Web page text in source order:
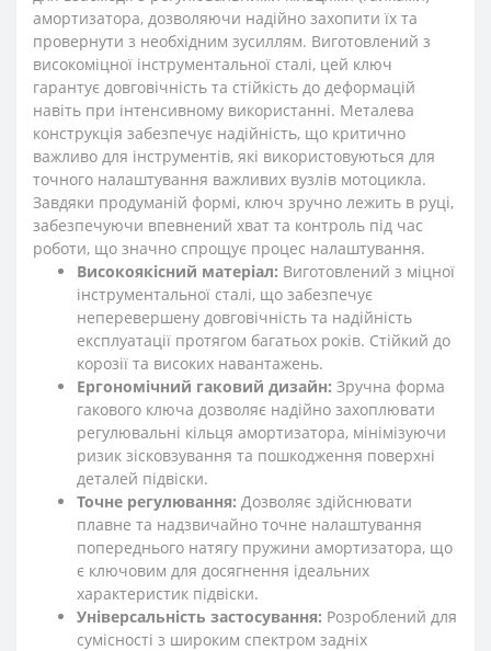
амортизатора, дозволяючи надійно захопити їх та
провернути з необхідним зусиллям. Виготовлений з
високоміцної інструментальної сталі, цей ключ
гарантує довговічність та стійкість до деформацій
навіть при інтенсивному використанні. Металева
конструкція забезпечує надійність, що критично
важливо для інструментів, які використовуються для
точного налаштування важливих вузлів мотоцикла.
Завдяки продуманій формі, ключ зручно лежить в руці,
забезпечуючи впевнений хват та контроль під час
роботи, що значно спрощує процес налаштування.
Високоякісний матеріал: Виготовлений з міцної
інструментальної сталі, що забезпечує
неперевершену довговічність та надійність
експлуатації протягом багатьох років. Стійкий до
корозії та високих навантажень.
Ергономічний гаковий дизайн: Зручна форма
гакового ключа дозволяє надійно захоплювати
регулювальні кільця амортизатора, мінімізуючи
ризик зісковзування та пошкодження поверхні
деталей підвіски.
Точне регулювання: Дозволяє здійснювати
плавне та надзвичайно точне налаштування
попереднього натягу пружини амортизатора, що
є ключовим для досягнення ідеальних
характеристик підвіски.
Універсальність застосування: Розроблений для
сумісності з широким спектром задніх